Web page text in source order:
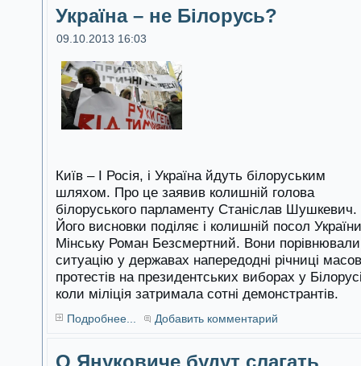
Україна – не Білорусь?
09.10.2013 16:03
Київ – І Росія, і Україна йдуть білоруським
шляхом. Про це заявив колишній голова
білоруського парламенту Станіслав Шушкевич.
Його висновки поділяє і колишній посол
Мінську Роман Безсмертний. Вони порівнювали
ситуацію у державах напередодні річниці
протестів на президентських виборах у
коли міліція затримала сотні демонстрантів.
Подробнее... Добавить комментарий
О Януковиче будут слагать